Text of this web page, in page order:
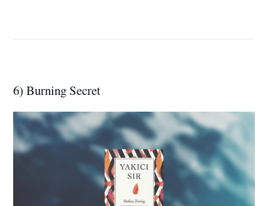
6) Burning Secret